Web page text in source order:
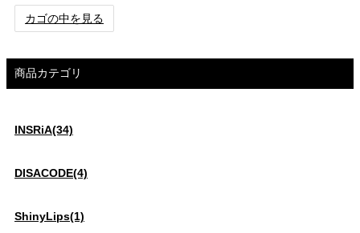
カゴの中を見る
商品カテゴリ
INSRiA(34)
DISACODE(4)
ShinyLips(1)